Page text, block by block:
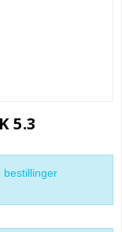
5.3
bestillinger